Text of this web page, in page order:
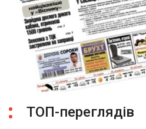
ТОП-переглядів